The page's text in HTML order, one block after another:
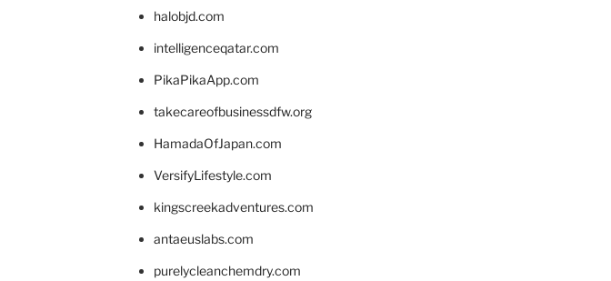
halobjd.com
intelligenceqatar.com
PikaPikaApp.com
takecareofbusinessdfw.org
HamadaOfJapan.com
VersifyLifestyle.com
kingscreekadventures.com
antaeuslabs.com
purelycleanchemdry.com